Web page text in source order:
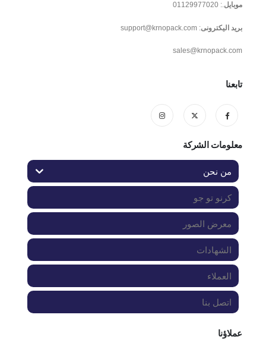
موبايل .:
01129977020
بريد اليكترونى:
sales@krnopack.com
تابعنا
معلومات الشركة
من نحن
كرنو تو جو
معرض الصور
الشهادات
العملاء
اتصل بنا
عملاؤنا